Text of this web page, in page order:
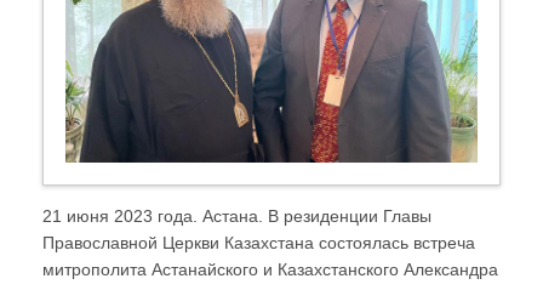
21 июня 2023 года. Астана. В резиденции Главы
Православной Церкви Казахстана состоялась встреча
митрополита Астанайского и Казахстанского Александра